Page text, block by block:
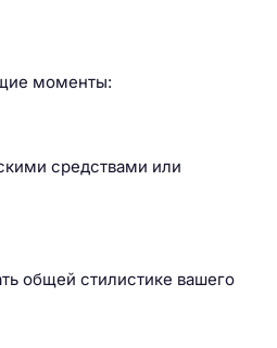
моменты:
средствами или
общей стилистике вашего